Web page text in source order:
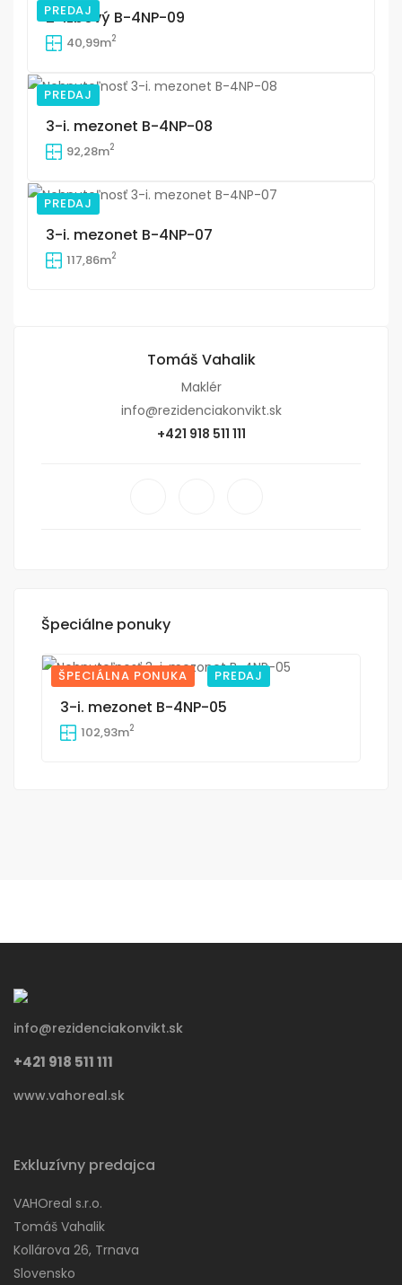
PREDAJ
19
2-izbový B-4NP-09
40,99m2
PREDAJ
19
3-i. mezonet B-4NP-08
92,28m2
PREDAJ
19
3-i. mezonet B-4NP-07
117,86m2
Tomáš Vahalik
Maklér
info@rezidenciakonvikt.sk
+421 918 511 111
Špeciálne ponuky
ŠPECIÁLNA PONUKA PREDAJ
14
3-i. mezonet B-4NP-05
102,93m2
info@rezidenciakonvikt.sk
+421 918 511 111
www.vahoreal.sk
Exkluzívny predajca
VAHOreal s.r.o.
Tomáš Vahalik
Kollárova 26, Trnava
Slovensko